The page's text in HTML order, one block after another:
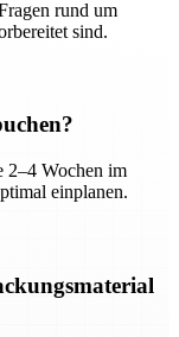
rund um
sind.
2–4 Wochen im
einplanen.